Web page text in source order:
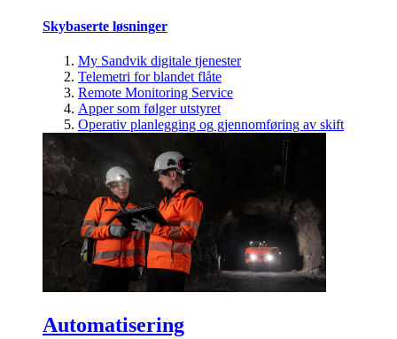
Skybaserte løsninger
My Sandvik digitale tjenester
Telemetri for blandet flåte
Remote Monitoring Service
Apper som følger utstyret
Operativ planlegging og gjennomføring av skift
Automatisering